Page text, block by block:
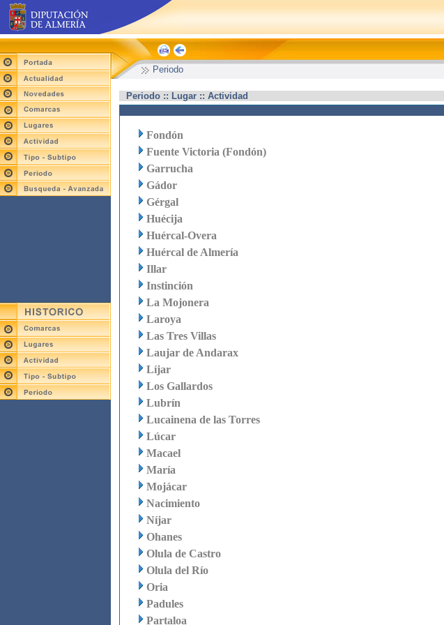
Periodo
Periodo :: Lugar :: Actividad
Fondón
Fuente Victoria (Fondón)
Garrucha
Gádor
Gérgal
Huécija
Huércal-Overa
Huércal de Almería
Illar
Instinción
La Mojonera
Laroya
Las Tres Villas
Laujar de Andarax
Líjar
Los Gallardos
Lubrín
Lucainena de las Torres
Lúcar
Macael
María
Mojácar
Nacimiento
Níjar
Ohanes
Olula de Castro
Olula del Río
Oria
Padules
Partaloa